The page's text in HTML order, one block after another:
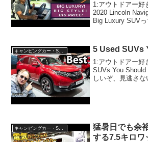
1:アウトドアー好
2020 Lincoln
Big Luxury SUV
5 Used SUVs
1:アウトドアー好
SUVs You
しいぞ、見逃さな
猛暑日でも余
する7.5キロワ